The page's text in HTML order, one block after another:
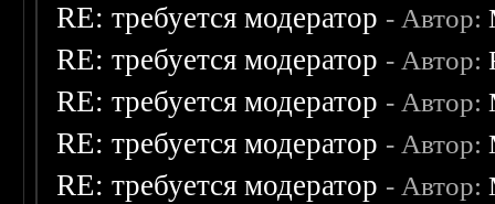
RE: требуется модератор - Автор:
RE: требуется модератор - Автор:
RE: требуется модератор - Автор:
RE: требуется модератор - Автор:
RE: требуется модератор - Автор: